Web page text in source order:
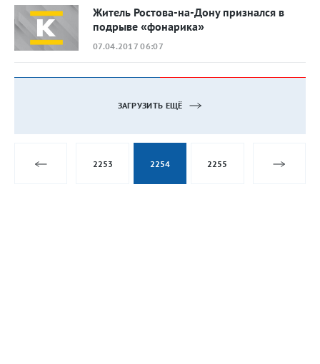
Житель Ростова-на-Дону признался в
подрыве «фонарика»
07.04.2017 06:07
ЗАГРУЗИТЬ ЕЩЁ
2253 2254 2255